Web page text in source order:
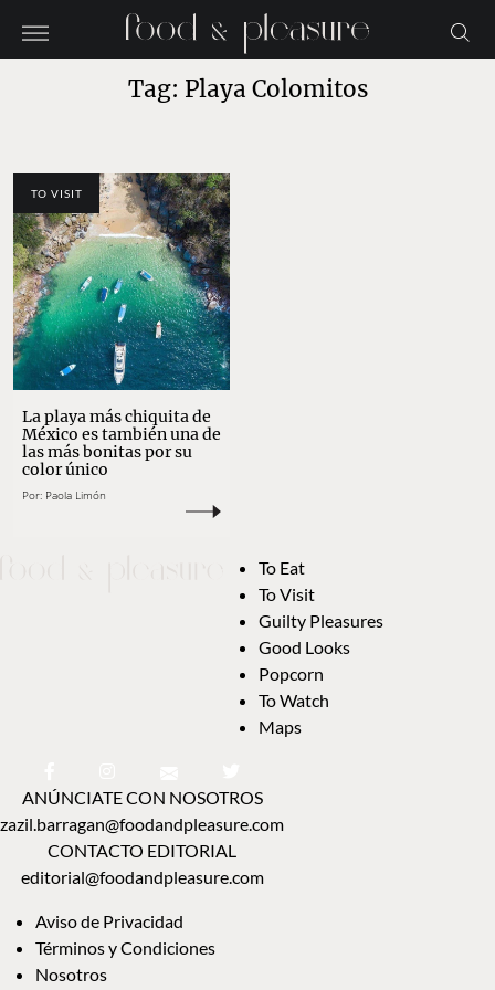
Tag: Playa Colomitos
TO VISIT
La playa más chiquita de
México es también una de
las más bonitas por su
color único
Por: Paola Limón
To Eat
To Visit
Guilty Pleasures
Good Looks
Popcorn
To Watch
Maps
ANÚNCIATE CON NOSOTROS
zazil.barragan@foodandpleasure.com
CONTACTO EDITORIAL
editorial@foodandpleasure.com
Aviso de Privacidad
Términos y Condiciones
Nosotros